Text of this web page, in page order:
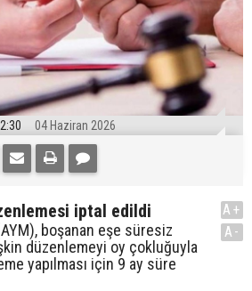
04 Haziran 2026
iptal edildi
boşanan eşe süresiz
düzenlemeyi oy çokluğuyla
yapılması için 9 ay süre
A+
A-